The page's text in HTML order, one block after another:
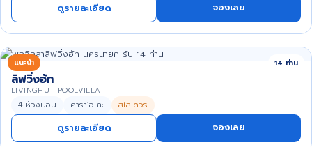
ดูรายละเอียด จองเลย
แนะนำ 14 ท่าน
ลิฟวิ่งฮัท
LIVINGHUT POOLVILLA
4 ห้องนอน คาราโอเกะ สไลเดอร์
ดูรายละเอียด จองเลย